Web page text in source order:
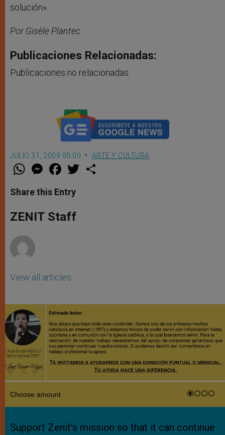
solución».
Por Gisèle Plantec
Publicaciones Relacionadas:
Publicaciones no relacionadas.
JULIO 31, 2009 00:00 ARTE Y CULTURA
W
t
s
p
p
M
e
s
e
g
e
F
a
e
b
o
k
w
Share this Entry
ZENIT Staff
View all articles